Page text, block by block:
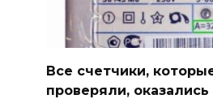
Все счетчики,
проверяли, оказались